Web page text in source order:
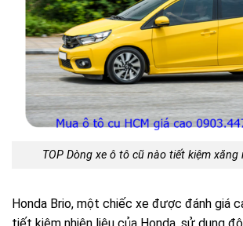
TOP Dòng xe ô tô cũ nào tiết kiệm xăng
Honda Brio, một chiếc xe được đánh giá